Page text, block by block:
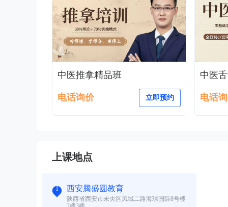
中医推拿精品班
电话询价 立即预约
中医
电话
上课地点
1 西安腾盛圆教育
陕西省西安市未央区凤城二路海璟国际8号楼